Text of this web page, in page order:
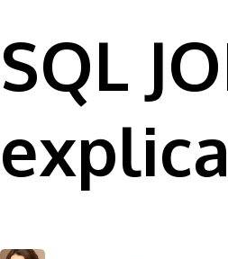
SQL